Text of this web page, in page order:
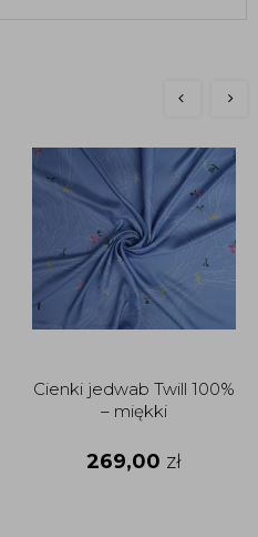
Cienki jedwab Twill 100%
– miękki
269,00 zł